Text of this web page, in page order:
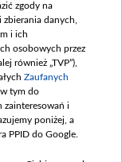
350
2025
(wpłata
zgody na
danych,
i ich
osobowych przez
również „TVP”),
Zaufanych
tym do
zainteresowań i
poniżej, a
PPID do Google.